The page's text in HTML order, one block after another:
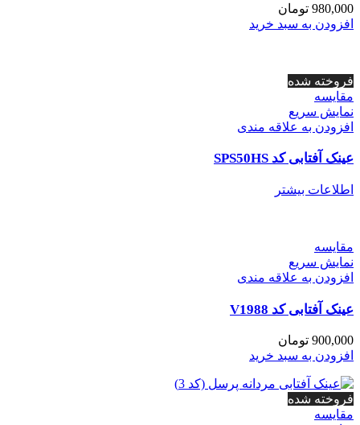
980,000 تومان
افزودن به سبد خرید
فروخته شده
مقايسه
نمایش سریع
افزودن به علاقه مندی
عینک آفتابی کد SPS50HS
اطلاعات بیشتر
مقايسه
نمایش سریع
افزودن به علاقه مندی
عینک آفتابی کد V1988
900,000 تومان
افزودن به سبد خرید
فروخته شده
مقايسه